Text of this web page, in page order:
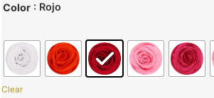
Color : Rojo
Clear